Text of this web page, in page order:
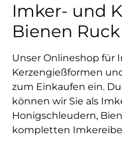
Imker- und
Bienen Ruck
Unser Onlineshop für
Kerzengießformen
zum Einkaufen ein.
können wir Sie als
Honigschleudern,
kompletten